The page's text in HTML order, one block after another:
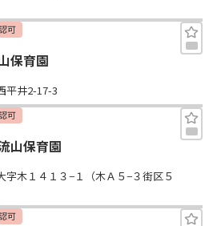
可
保育園
平井2-17-3
可
山保育園
字木１４１３−１（木Ａ５−３街区５
可